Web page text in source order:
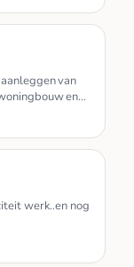
van
en
werk..en nog